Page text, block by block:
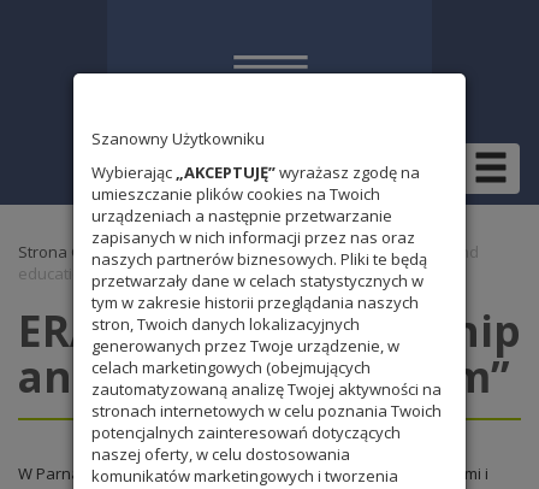
Szanowny Użytkowniku
Wybierając „AKCEPTUJĘ”wyrażasz zgodę na
umieszczanie plików cookies na Twoich
urządzeniach a następnie przetwarzanie
zapisanych w nich informacji przez nas oraz
naszych partnerów biznesowych. Pliki te będą
przetwarzały dane w celach statystycznych w
tym w zakresie historii przeglądania naszych
stron, Twoich danych lokalizacyjnych
generowanych przez Twoje urządzenie, w
celach marketingowych (obejmujących
zautomatyzowaną analizę Twojej aktywności na
stronach internetowych w celu poznania Twoich
potencjalnych zainteresowań dotyczących
naszej oferty, w celu dostosowania
komunikatów marketingowych i tworzenia
Strona Główna»Bez kategorii» ERASMUS + „Citizenship and
education system”
ERASMUS + „Citizenship
and education system”
W Parnasie rozpoczęliśmy kolejny projekt Erasmus + z uczniami i